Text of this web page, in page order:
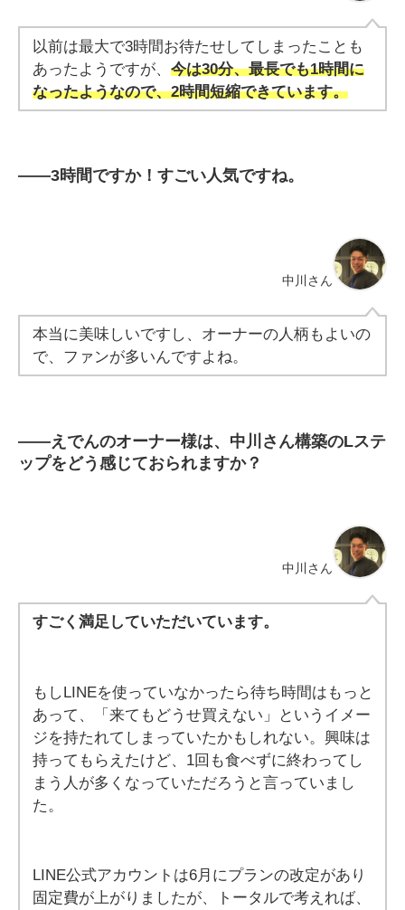
以前は最大で3時間お待たせしてしまったことも
あったようですが、今は30分、最長でも1時間に
なったようなので、2時間短縮できています。
――3時間ですか！すごい人気ですね。
中川さん
本当に美味しいですし、オーナーの人柄もよいの
で、ファンが多いんですよね。
――えでんのオーナー様は、中川さん構築のLステ
ップをどう感じておられますか？
中川さん
すごく満足していただいています。
もしLINEを使っていなかったら待ち時間はもっと
あって、「来てもどうせ買えない」というイメー
ジを持たれてしまっていたかもしれない。興味は
持ってもらえたけど、1回も食べずに終わってし
まう人が多くなっていただろうと言っていまし
た。
LINE公式アカウントは6月にプランの改定があり
固定費が上がりましたが、トータルで考えれば、